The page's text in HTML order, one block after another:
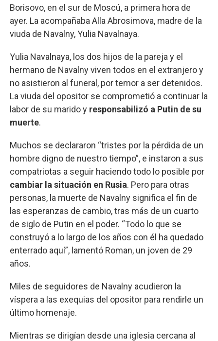
Borisovo, en el sur de Moscú, a primera hora de
ayer. La acompañaba Alla Abrosimova, madre de la
viuda de Navalny, Yulia Navalnaya.
Yulia Navalnaya, los dos hijos de la pareja y el
hermano de Navalny viven todos en el extranjero y
no asistieron al funeral, por temor a ser detenidos.
La viuda del opositor se comprometió a continuar la
labor de su marido y responsabilizó a Putin de su
muerte.
Muchos se declararon “tristes por la pérdida de un
hombre digno de nuestro tiempo”, e instaron a sus
compatriotas a seguir haciendo todo lo posible por
cambiar la situación en Rusia. Pero para otras
personas, la muerte de Navalny significa el fin de
las esperanzas de cambio, tras más de un cuarto
de siglo de Putin en el poder. “Todo lo que se
construyó a lo largo de los años con él ha quedado
enterrado aquí”, lamentó Roman, un joven de 29
años.
Miles de seguidores de Navalny acudieron la
víspera a las exequias del opositor para rendirle un
último homenaje.
Mientras se dirigían desde una iglesia cercana al